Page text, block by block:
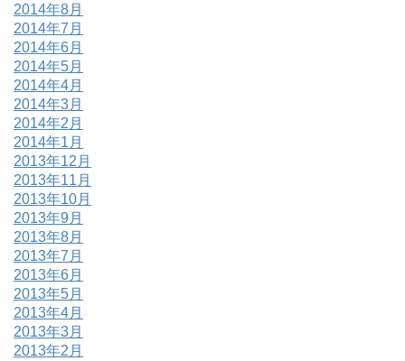
2014年8月
2014年7月
2014年6月
2014年5月
2014年4月
2014年3月
2014年2月
2014年1月
2013年12月
2013年11月
2013年10月
2013年9月
2013年8月
2013年7月
2013年6月
2013年5月
2013年4月
2013年3月
2013年2月